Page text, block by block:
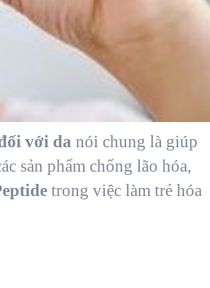
với da nói chung là giúp
sản phẩm chống lão hóa,
trong việc làm trẻ hóa